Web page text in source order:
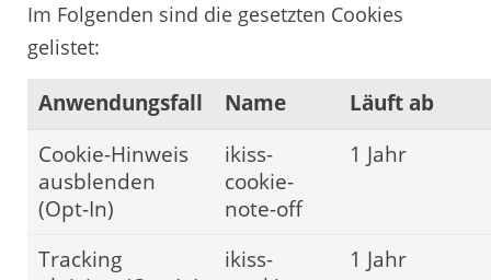
Im Folgenden sind die gesetzten Cookies
gelistet:
Anwendungsfall Name
Läuft ab
Cookie-Hinweis
ausblenden
(Opt-In)
ikiss-
cookie-
note-off
1 Jahr
Tracking
ikiss-
1 Jahr